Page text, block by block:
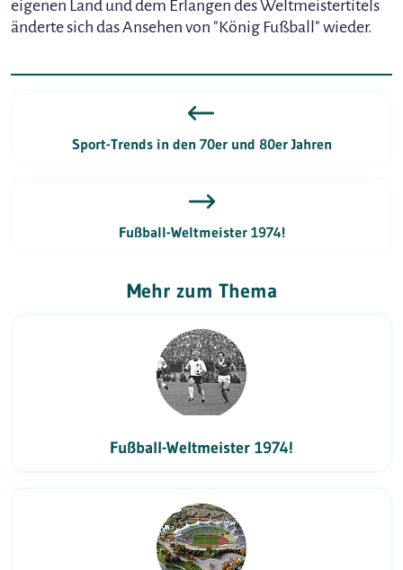
eigenen Land und dem Erlangen des Weltmeistertitels
änderte sich das Ansehen von "König Fußball" wieder.
Sport-Trends in den 70er und 80er Jahren
Fußball-Weltmeister 1974!
Mehr zum Thema
Fußball-Weltmeister 1974!